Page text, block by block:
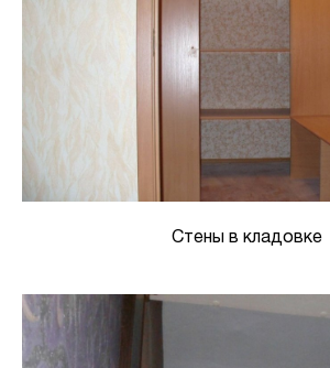
Стены в кладовке